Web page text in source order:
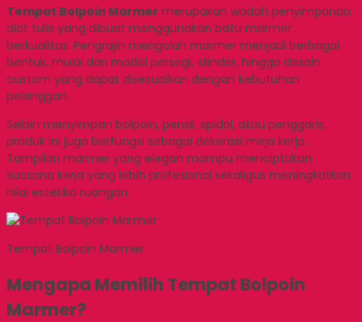
Tempat Bolpoin Marmer merupakan wadah penyimpanan
alat tulis yang dibuat menggunakan batu marmer
berkualitas. Pengrajin mengolah marmer menjadi berbagai
bentuk, mulai dari model persegi, silinder, hingga desain
custom yang dapat disesuaikan dengan kebutuhan
pelanggan.
Selain menyimpan bolpoin, pensil, spidol, atau penggaris,
produk ini juga berfungsi sebagai dekorasi meja kerja.
Tampilan marmer yang elegan mampu menciptakan
suasana kerja yang lebih profesional sekaligus meningkatkan
nilai estetika ruangan.
Tempat Bolpoin Marmer
Mengapa Memilih Tempat Bolpoin
Marmer?